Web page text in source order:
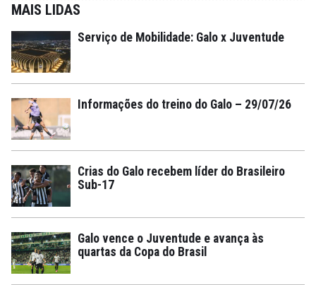
MAIS LIDAS
Serviço de Mobilidade: Galo x Juventude
Informações do treino do Galo – 29/07/26
Crias do Galo recebem líder do Brasileiro
Sub-17
Galo vence o Juventude e avança às
quartas da Copa do Brasil